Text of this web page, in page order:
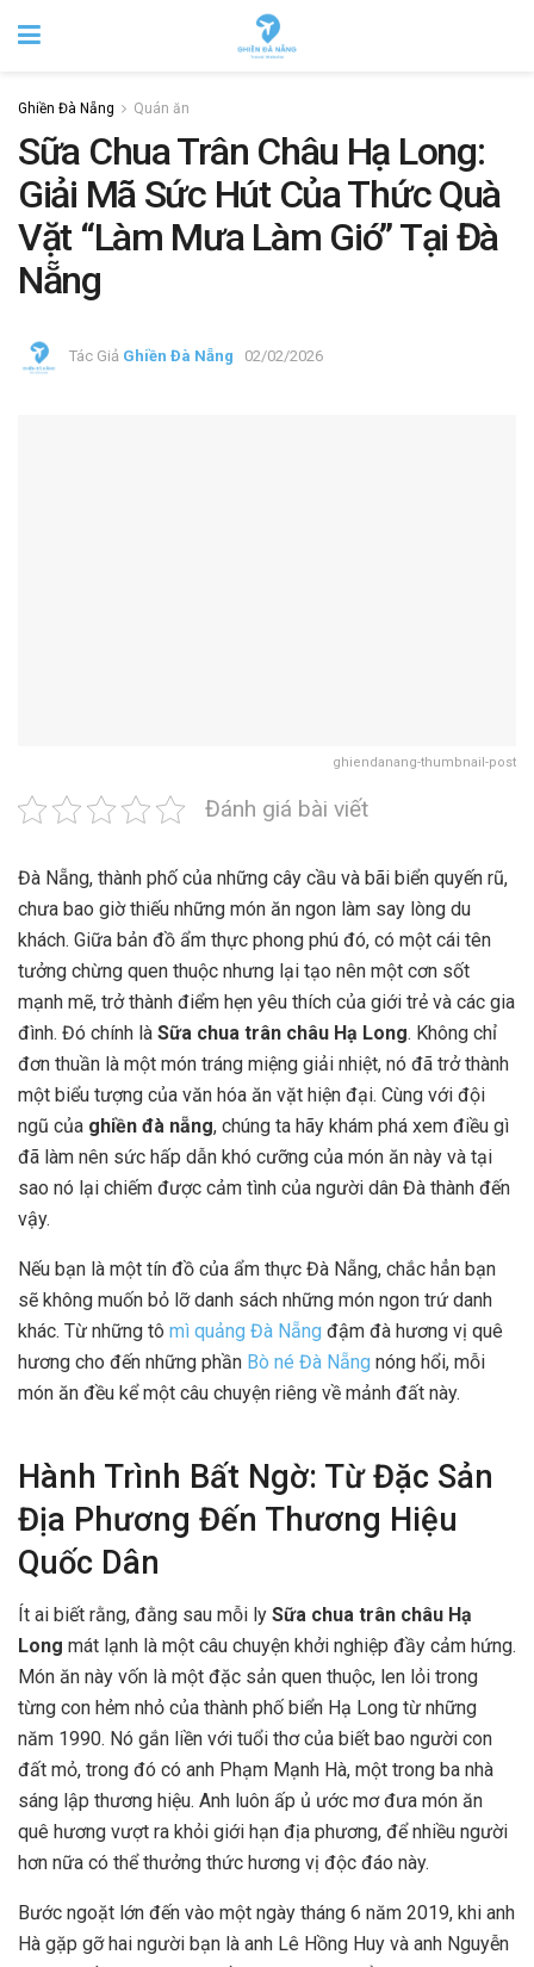
Ghiền Đà Nẵng Quán ăn
Sữa Chua Trân Châu Hạ Long:
Giải Mã Sức Hút Của Thức Quà
Vặt “Làm Mưa Làm Gió” Tại Đà
Nẵng
Tác Giả Ghiền Đà Nẵng 02/02/2026
ghiendanang-thumbnail-post
Đánh giá bài viết
Đà Nẵng, thành phố của những cây cầu và bãi biển quyến rũ,
chưa bao giờ thiếu những món ăn ngon làm say lòng du
khách. Giữa bản đồ ẩm thực phong phú đó, có một cái tên
tưởng chừng quen thuộc nhưng lại tạo nên một cơn sốt
mạnh mẽ, trở thành điểm hẹn yêu thích của giới trẻ và các gia
đình. Đó chính là Sữa chua trân châu Hạ Long. Không chỉ
đơn thuần là một món tráng miệng giải nhiệt, nó đã trở thành
một biểu tượng của văn hóa ăn vặt hiện đại. Cùng với đội
ngũ của ghiền đà nẵng, chúng ta hãy khám phá xem điều gì
đã làm nên sức hấp dẫn khó cưỡng của món ăn này và tại
sao nó lại chiếm được cảm tình của người dân Đà thành đến
vậy.
Nếu bạn là một tín đồ của ẩm thực Đà Nẵng, chắc hẳn bạn
sẽ không muốn bỏ lỡ danh sách những món ngon trứ danh
khác. Từ những tô mì quảng Đà Nẵng đậm đà hương vị quê
hương cho đến những phần Bò né Đà Nẵng nóng hổi, mỗi
món ăn đều kể một câu chuyện riêng về mảnh đất này.
Hành Trình Bất Ngờ: Từ Đặc Sản
Địa Phương Đến Thương Hiệu
Quốc Dân
Ít ai biết rằng, đằng sau mỗi ly Sữa chua trân châu Hạ
Long mát lạnh là một câu chuyện khởi nghiệp đầy cảm hứng.
Món ăn này vốn là một đặc sản quen thuộc, len lỏi trong
từng con hẻm nhỏ của thành phố biển Hạ Long từ những
năm 1990. Nó gắn liền với tuổi thơ của biết bao người con
đất mỏ, trong đó có anh Phạm Mạnh Hà, một trong ba nhà
sáng lập thương hiệu. Anh luôn ấp ủ ước mơ đưa món ăn
quê hương vượt ra khỏi giới hạn địa phương, để nhiều người
hơn nữa có thể thưởng thức hương vị độc đáo này.
Bước ngoặt lớn đến vào một ngày tháng 6 năm 2019, khi anh
Hà gặp gỡ hai người bạn là anh Lê Hồng Huy và anh Nguyễn